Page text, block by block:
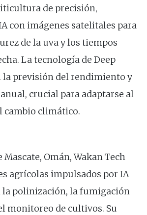
de precisión,
con imágenes satelitales para
de la uva y los tiempos
La tecnología de Deep
la previsión del rendimiento y
crucial para adaptarse al
cambio climático.
Mascate, Omán, Wakan Tech
agrícolas impulsados por IA
la polinización, la fumigación
monitoreo de cultivos. Su